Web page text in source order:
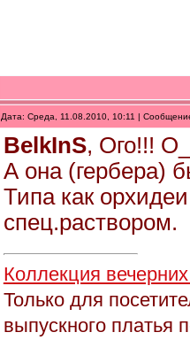
Дата: Среда, 11.08.2010, 10:11 |
BelkInS, Ого!!!
А она (гербера)
Типа как
спец.раствором.
Коллекция
Только для
выпускного платья